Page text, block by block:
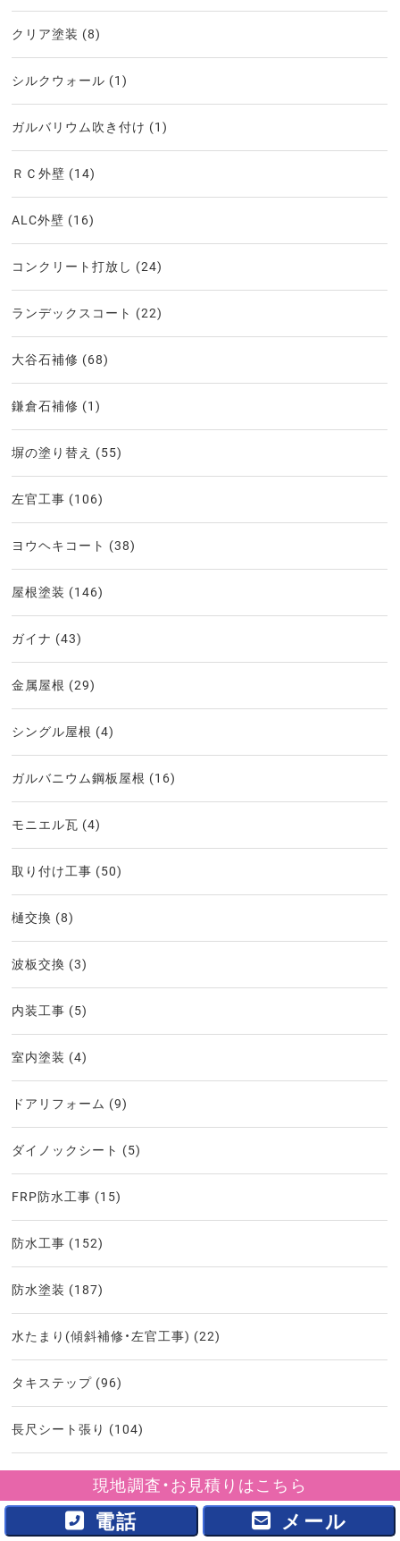
現地調査・お見積りはこちら
電話 メール
クリア塗装 (8)
シルクウォール (1)
ガルバリウム吹き付け (1)
ＲＣ外壁 (14)
ALC外壁 (16)
コンクリート打放し (24)
ランデックスコート (22)
大谷石補修 (68)
鎌倉石補修 (1)
塀の塗り替え (55)
左官工事 (106)
ヨウヘキコート (38)
屋根塗装 (146)
ガイナ (43)
金属屋根 (29)
シングル屋根 (4)
ガルバニウム鋼板屋根 (16)
モニエル瓦 (4)
取り付け工事 (50)
樋交換 (8)
波板交換 (3)
内装工事 (5)
室内塗装 (4)
ドアリフォーム (9)
ダイノックシート (5)
FRP防水工事 (15)
防水工事 (152)
防水塗装 (187)
水たまり(傾斜補修・左官工事) (22)
タキステップ (96)
長尺シート張り (104)
(88)
(103)